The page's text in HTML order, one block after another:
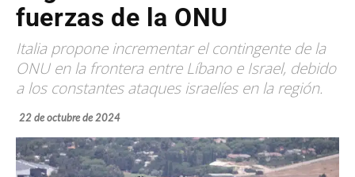
fuerzas de la ONU
Italia propone incrementar el contingente de la
ONU en la frontera entre Líbano e Israel, debido
a los constantes ataques israelíes en la región.
22 de octubre de 2024